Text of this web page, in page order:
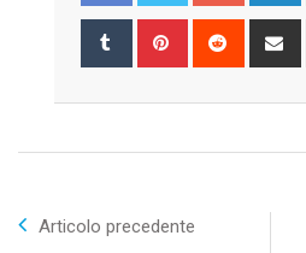
Tumblr Pinterest Reddit
Articolo precedente